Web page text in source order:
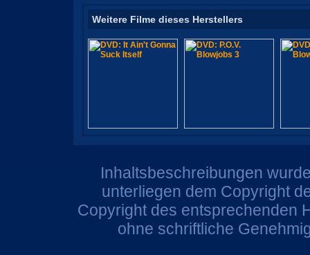
Weitere Filme dieses Herstellers
Inhaltsbeschreibungen
unterliegen dem Copyright
Copyright des entsprechenden
ohne schriftliche